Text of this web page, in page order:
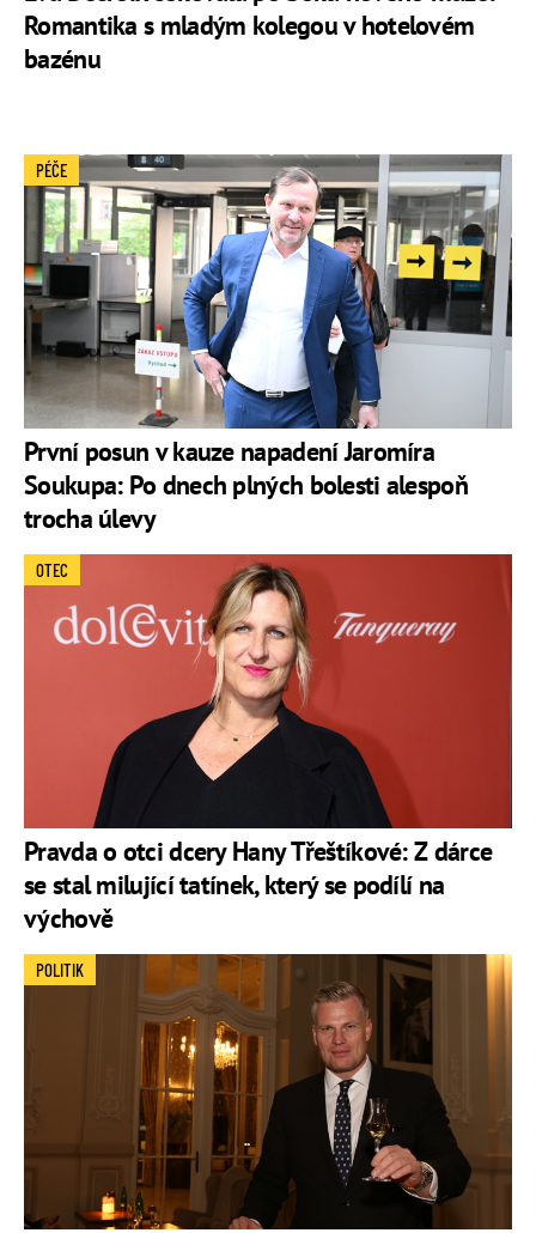
Romantika s mladým kolegou v hotelovém
bazénu
První posun v kauze napadení Jaromíra
Soukupa: Po dnech plných bolesti alespoň
trocha úlevy
PÉČE
Pravda o otci dcery Hany Třeštíkové: Z dárce
se stal milující tatínek, který se podílí na
výchově
OTEC
POLITIK